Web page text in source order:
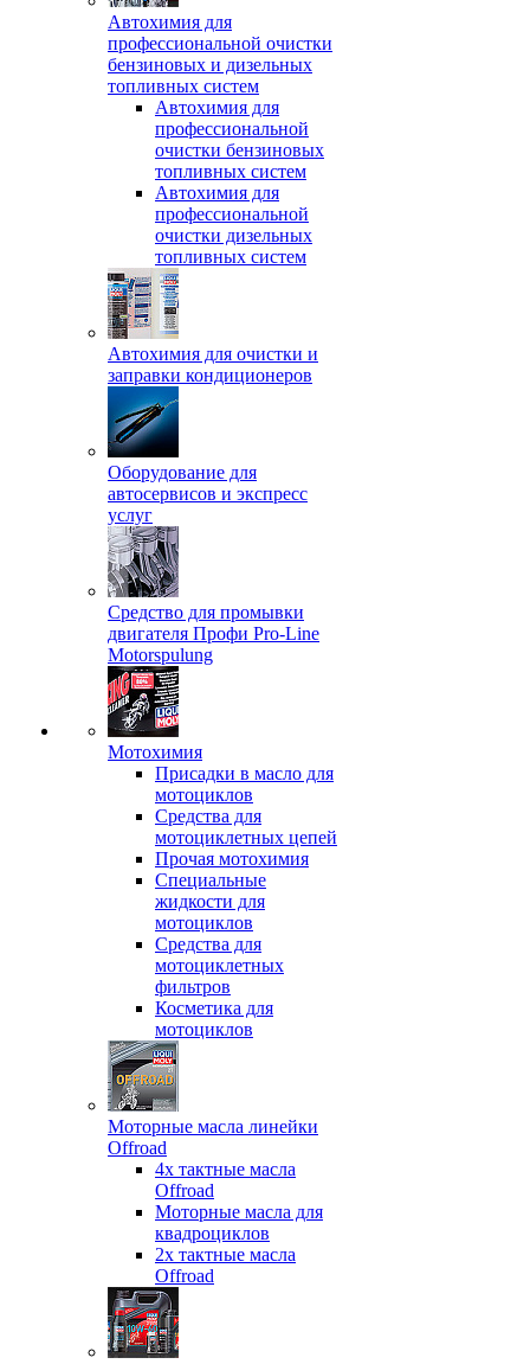
Автохимия для
профессиональной очистки
бензиновых и дизельных
топливных систем
Автохимия для
профессиональной
очистки бензиновых
топливных систем
Автохимия для
профессиональной
очистки дизельных
топливных систем
Автохимия для очистки и
заправки кондиционеров
Оборудование для
автосервисов и экспресс
услуг
Средство для промывки
двигателя Профи Pro-Line
Motorspulung
Мотохимия
Присадки в масло для
мотоциклов
Средства для
мотоциклетных цепей
Прочая мотохимия
Специальные
жидкости для
мотоциклов
Средства для
мотоциклетных
фильтров
Косметика для
мотоциклов
Моторные масла линейки
Offroad
4х тактные масла
Offroad
Моторные масла для
квадроциклов
2х тактные масла
Offroad